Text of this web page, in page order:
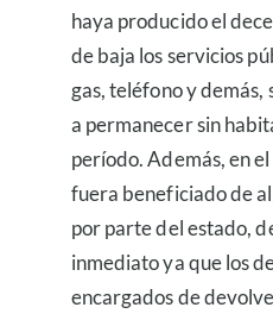
haya producido el
de baja los servicios
gas, teléfono y demás,
a permanecer sin
período. Además, en
fuera beneficiado de
por parte del estado,
inmediato ya que los
encargados de